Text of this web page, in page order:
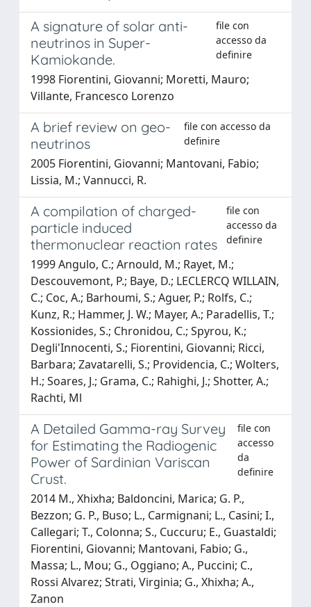
A signature of solar anti-
neutrinos in Super-
Kamiokande.
file con
accesso da
definire
1998 Fiorentini, Giovanni; Moretti, Mauro;
Villante, Francesco Lorenzo
A brief review on geo-
neutrinos
file con accesso da
definire
2005 Fiorentini, Giovanni; Mantovani, Fabio;
Lissia, M.; Vannucci, R.
A compilation of charged-
particle induced
thermonuclear reaction rates
file con
accesso da
definire
1999 Angulo, C.; Arnould, M.; Rayet, M.;
Descouvemont, P.; Baye, D.; LECLERCQ WILLAIN,
C.; Coc, A.; Barhoumi, S.; Aguer, P.; Rolfs, C.;
Kunz, R.; Hammer, J. W.; Mayer, A.; Paradellis, T.;
Kossionides, S.; Chronidou, C.; Spyrou, K.;
Degli'Innocenti, S.; Fiorentini, Giovanni; Ricci,
Barbara; Zavatarelli, S.; Providencia, C.; Wolters,
H.; Soares, J.; Grama, C.; Rahighi, J.; Shotter, A.;
Rachti, Ml
A Detailed Gamma-ray Survey
for Estimating the Radiogenic
Power of Sardinian Variscan
Crust.
file con
accesso
da
definire
2014 M., Xhixha; Baldoncini, Marica; G. P.,
Bezzon; G. P., Buso; L., Carmignani; L., Casini; I.,
Callegari; T., Colonna; S., Cuccuru; E., Guastaldi;
Fiorentini, Giovanni; Mantovani, Fabio; G.,
Massa; L., Mou; G., Oggiano; A., Puccini; C.,
Rossi Alvarez; Strati, Virginia; G., Xhixha; A.,
Zanon